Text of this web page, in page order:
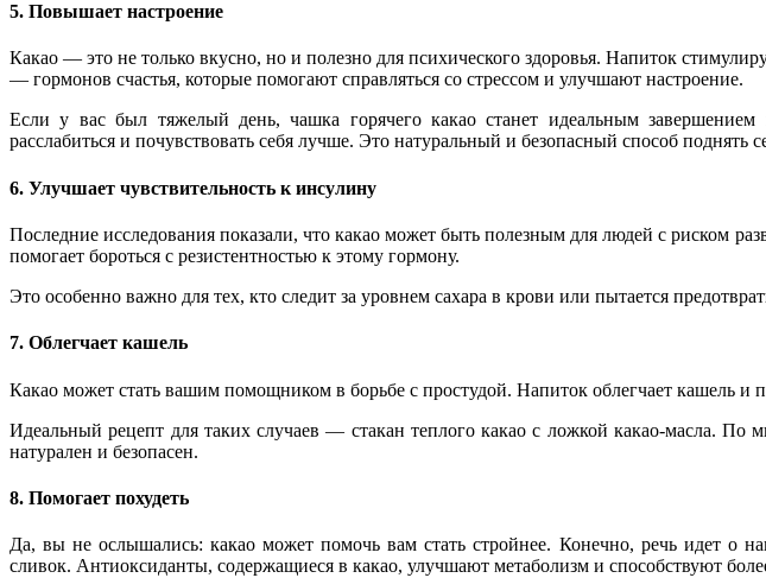
5. Повышает настроение
Какао — это не только вкусно, но и полезно для психического здоровья. Напиток
— гормонов счастья, которые помогают справляться со стрессом и улучшают настроение.
Если у вас был тяжелый день, чашка горячего какао станет идеальным завершением
расслабиться и почувствовать себя лучше. Это натуральный и безопасный способ поднять
6. Улучшает чувствительность к инсулину
Последние исследования показали, что какао может быть полезным для людей с риском
помогает бороться с резистентностью к этому гормону.
Это особенно важно для тех, кто следит за уровнем сахара в крови или пытается
7. Облегчает кашель
Какао может стать вашим помощником в борьбе с простудой. Напиток облегчает кашель и
Идеальный рецепт для таких случаев — стакан теплого какао с ложкой какао-масла.
натурален и безопасен.
8. Помогает похудеть
Да, вы не ослышались: какао может помочь вам стать стройнее. Конечно, речь идет о
сливок. Антиоксиданты, содержащиеся в какао, улучшают метаболизм и способствуют